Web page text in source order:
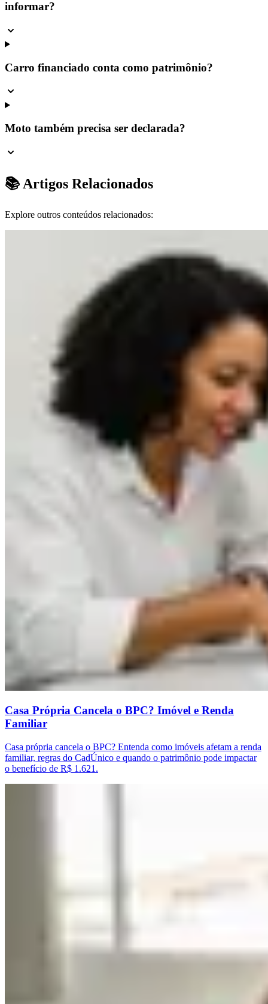
informar?
Carro financiado conta como patrimônio?
Moto também precisa ser declarada?
📚 Artigos Relacionados
Explore outros conteúdos relacionados:
Casa Própria Cancela o BPC? Imóvel e Renda
Familiar
Casa própria cancela o BPC? Entenda como imóveis afetam a renda
familiar, regras do CadÚnico e quando o patrimônio pode impactar
o benefício de R$ 1.621.